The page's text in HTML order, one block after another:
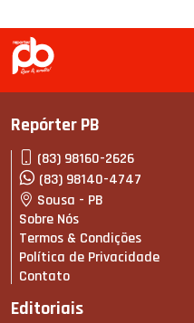
Repórter PB
(83) 98160-2626
(83) 98140-4747
Sousa - PB
Sobre Nós
Termos & Condições
Política de Privacidade
Contato
Editoriais